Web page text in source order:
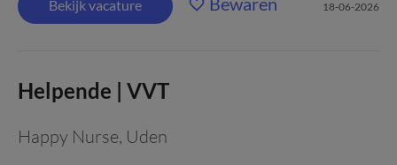
Bekijk vacature 18-06-2026
Helpende | VVT
Happy Nurse, Uden